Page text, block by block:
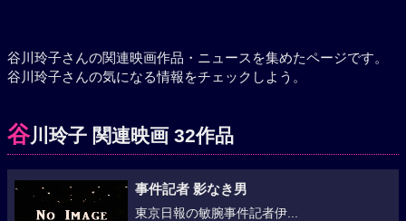
谷川玲子さんの関連映画作品・ニュースを集めたページです。
谷川玲子さんの気になる情報をチェックしよう。
谷川玲子 関連映画 32作品
事件記者 影なき男
東京日報の敏腕事件記者伊...